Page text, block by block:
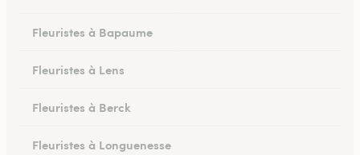
Fleuristes à Bapaume
Fleuristes à Lens
Fleuristes à Berck
Fleuristes à Longuenesse